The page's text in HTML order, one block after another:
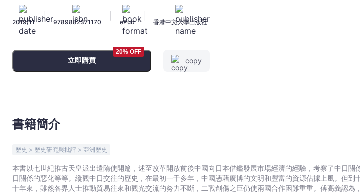
交
流
史
-
升
宙
｜
Bookniverse
2019/11
|
9789882371170 ePub 香港中文大學出版社
立即購買
20% OFF
copy
書籍簡介
歷史 > 歷史研究與批評 > 亞洲歷史
本書以七世紀推古天皇派出遣隋使開篇，述至改革開放前後中國向日本借鑑發展市場經濟的經驗，考察了中日
日關係的惡化等等。縱觀中日交往的歷史，在最初一千多年，中國憑藉廣博的文明和豐富的資源佔據上風。但
十年來，雖然各界人士推動貿易往來和觀光交流的努力不斷，二戰創傷之巨仍使兩國合作困難重重。傅高義認